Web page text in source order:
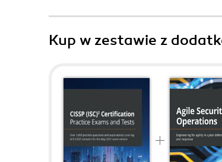
Kup w zestawie z